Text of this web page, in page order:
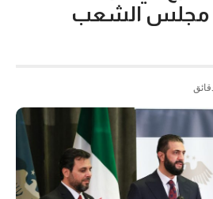
مجلس الشعب